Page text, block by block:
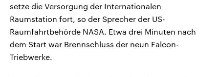
setze die Versorgung der Internationalen
Raumstation fort, so der Sprecher der US-
Raumfahrtbehörde NASA. Etwa drei Minuten nach
dem Start war Brennschluss der neun Falcon-
Triebwerke.